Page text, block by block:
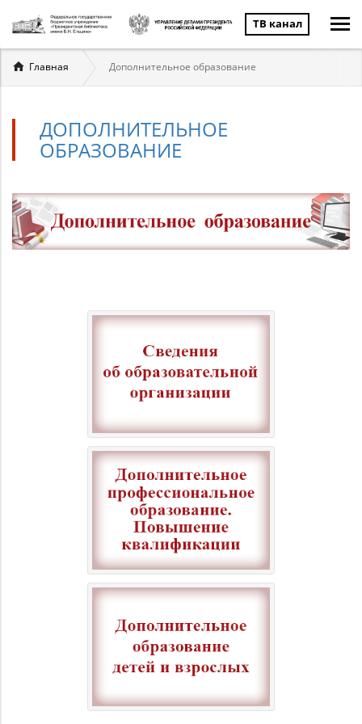
ТВ канал
Вы
здесь
Главная Дополнительное образование
ДОПОЛНИТЕЛЬНОЕ
ОБРАЗОВАНИЕ